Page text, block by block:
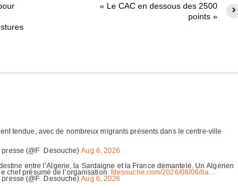
« Le CAC en dessous des 2500
points »